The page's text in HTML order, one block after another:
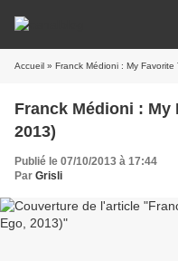
Accueil » Franck Médioni : My
Franck Médioni : My
2013)
Publié le 07/10/2013 à 17:44
Par Grisli